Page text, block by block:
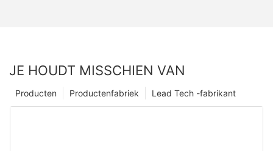
JE HOUDT MISSCHIEN VAN
Lead Tech -fabrikant
Productenfabriek
Producten